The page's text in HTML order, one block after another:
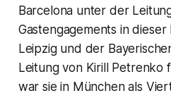
Barcelona unter der
Gastengagements in
Leipzig und der
Leitung von Kirill Petrenko
war sie in München als